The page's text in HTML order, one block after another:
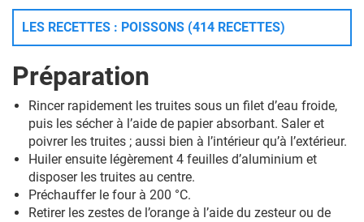
LES RECETTES : POISSONS (414 RECETTES)
Préparation
Rincer rapidement les truites sous un filet d’eau froide,
puis les sécher à l’aide de papier absorbant. Saler et
poivrer les truites ; aussi bien à l’intérieur qu’à l’extérieur.
Huiler ensuite légèrement 4 feuilles d’aluminium et
disposer les truites au centre.
Préchauffer le four à 200 °C.
Retirer les zestes de l’orange à l’aide du zesteur ou de